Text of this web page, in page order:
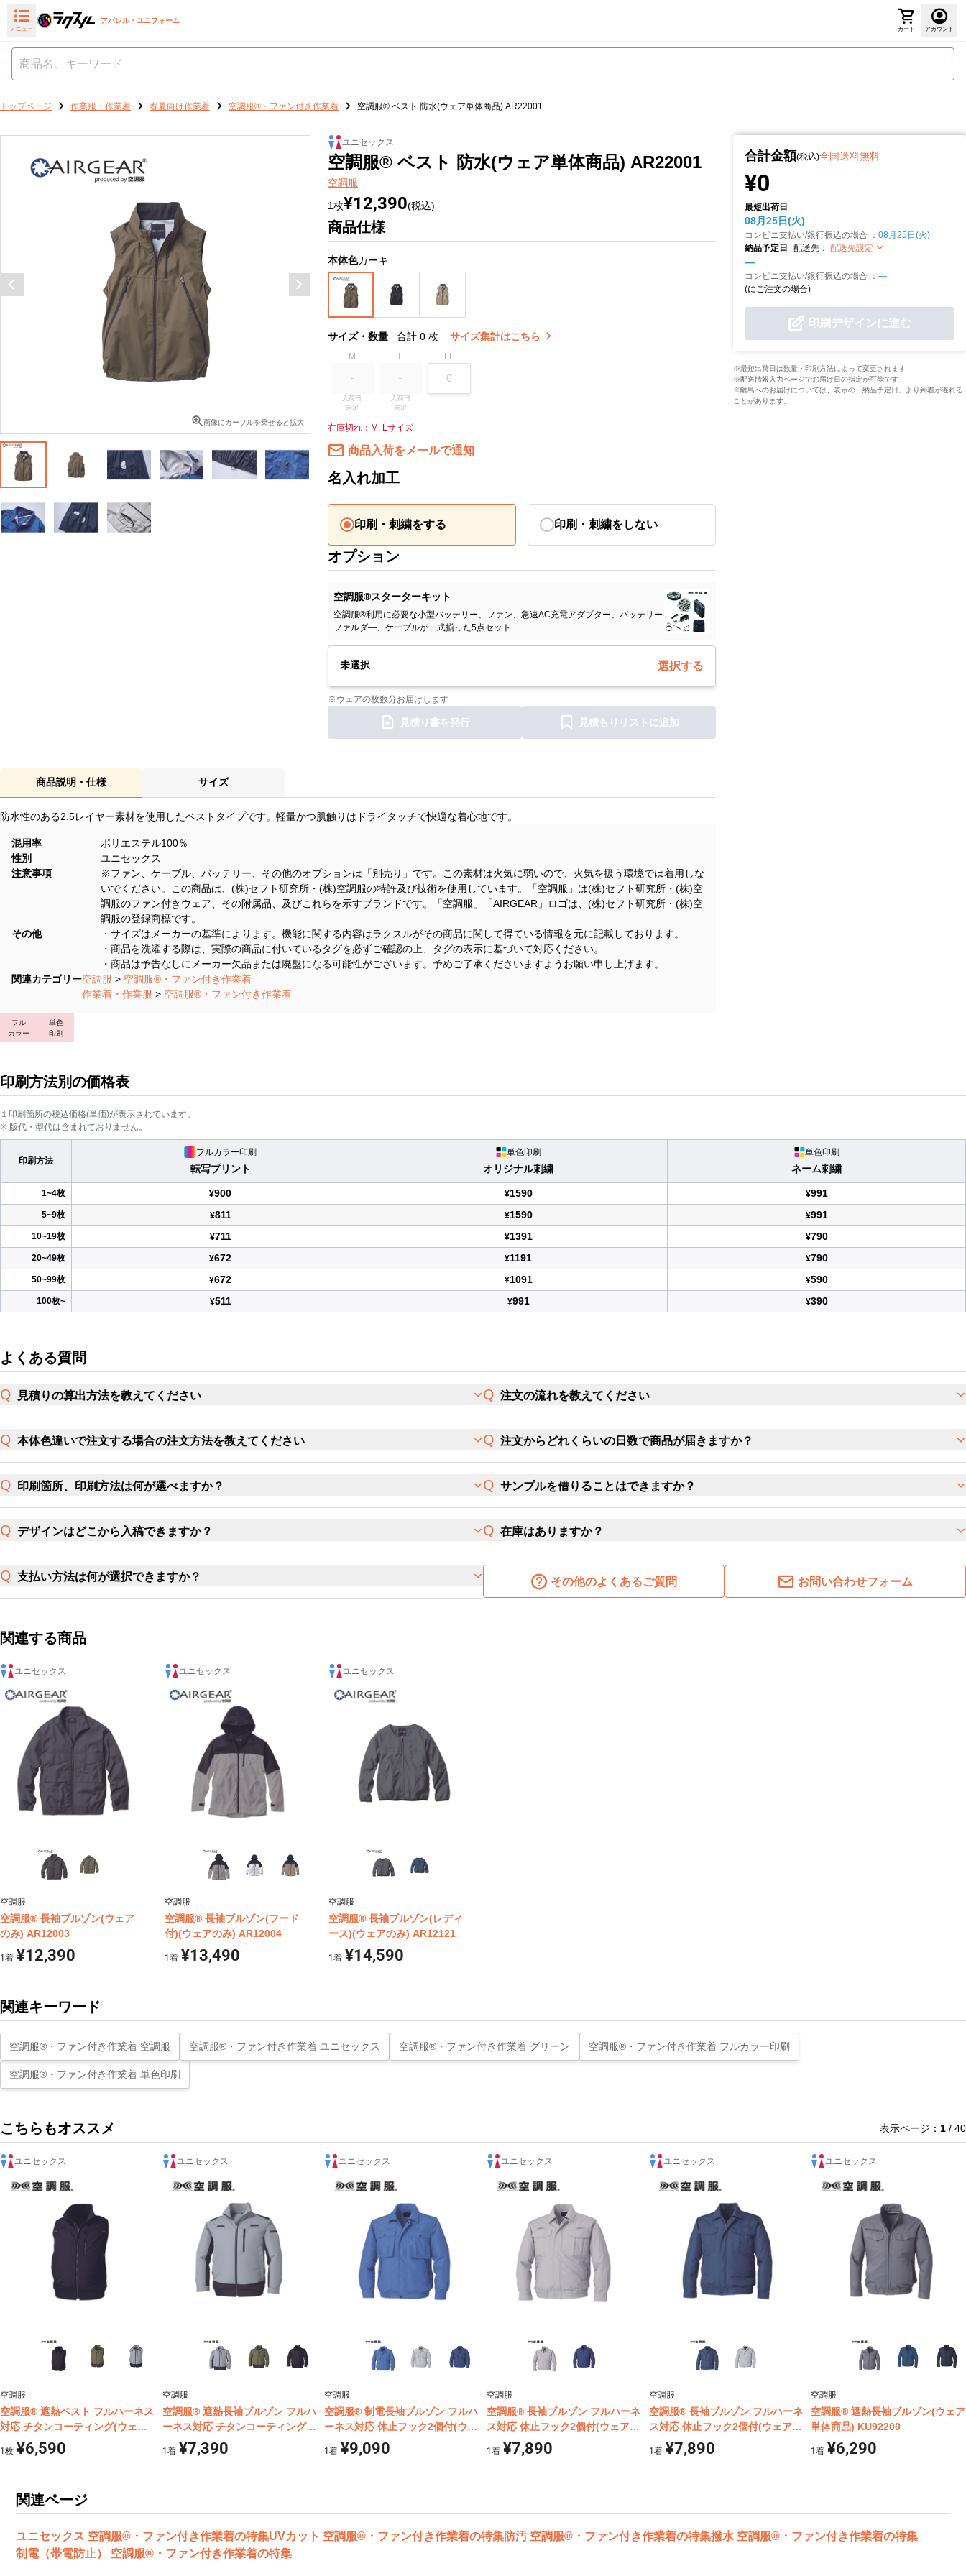
メニュー
アパレル・ユニフォーム
カート アカウント
トップページ 作業服・作業着 春夏向け作業着 空調服®・ファン付き作業着 空調服® ベスト 防水(ウェア単体商品) AR22001
画像にカーソルを乗せると拡大
ユニセックス
空調服® ベスト 防水(ウェア単体商品) AR22001
空調服
1枚¥12,390(税込)
商品仕様
本体色カーキ
サイズ・数量 合計 0 枚 サイズ集計はこちら
M
入荷日
未定
L
入荷日
未定
LL
在庫切れ：M, Lサイズ
商品入荷をメールで通知
名入れ加工
印刷・刺繍をする 印刷・刺繍をしない
オプション
空調服®スターターキット
空調服®利用に必要な小型バッテリー、ファン、急速AC充電アダプター、バッテリー
ファルダ―、ケーブルが一式揃った5点セット
未選択 選択する
※ウェアの枚数分お届けします
見積り書を発行 見積もりリストに追加
合計金額(税込)全国送料無料
¥0
最短出荷日
08月25日(火)
コンビニ支払い/銀行振込の場合 ： 08月25日(火)
納品予定日
配送先： 配送先設定
—
コンビニ支払い/銀行振込の場合 ： —
(にご注文の場合)
印刷デザインに進む
※最短出荷日は数量・印刷方法によって変更されます
※配送情報入力ページでお届け日の指定が可能です
※離島へのお届けについては、表示の「納品予定日」より到着が遅れる
ことがあります。
商品説明・仕様 サイズ
防水性のある2.5レイヤー素材を使用したベストタイプです。軽量かつ肌触りはドライタッチで快適な着心地です。
フル
カラー
単色
印刷
混用率
ポリエステル100％
性別
ユニセックス
注意事項
※ファン、ケーブル、バッテリー、その他のオプションは「別売り」です。この素材は火気に弱いので、火気を扱う環境では着用しな
いでください。この商品は、(株)セフト研究所・(株)空調服の特許及び技術を使用しています。「空調服」は(株)セフト研究所・(株)空
調服のファン付きウェア、その附属品、及びこれらを示すブランドです。「空調服」「AIRGEAR」ロゴは、(株)セフト研究所・(株)空
調服の登録商標です。
その他
・サイズはメーカーの基準によります。機能に関する内容はラクスルがその商品に関して得ている情報を元に記載しております。
・商品を洗濯する際は、実際の商品に付いているタグを必ずご確認の上、タグの表示に基づいて対応ください。
・商品は予告なしにメーカー欠品または廃盤になる可能性がございます。予めご了承くださいますようお願い申し上げます。
関連カテゴリー空調服 > 空調服®・ファン付き作業着
作業着・作業服 > 空調服®・ファン付き作業着
印刷方法別の価格表
１印刷箇所の税込価格(単価)が表示されています。
※ 版代・型代は含まれておりません。
印刷方法
フルカラー印刷
転写プリント
単色印刷
オリジナル刺繍
単色印刷
ネーム刺繍
1~4枚 ¥900 ¥1590 ¥991
5~9枚 ¥811 ¥1590 ¥991
10~19枚 ¥711 ¥1391 ¥790
20~49枚 ¥672 ¥1191 ¥790
50~99枚 ¥672 ¥1091 ¥590
100枚~ ¥511 ¥991 ¥390
よくある質問
見積りの算出方法を教えてください
本体色違いで注文する場合の注文方法を教えてください
印刷箇所、印刷方法は何が選べますか？
デザインはどこから入稿できますか？
支払い方法は何が選択できますか？
注文の流れを教えてください
注文からどれくらいの日数で商品が届きますか？
サンプルを借りることはできますか？
在庫はありますか？
その他のよくあるご質問 お問い合わせフォーム
関連する商品
ユニセックス
空調服
空調服® 長袖ブルゾン(ウェア
のみ) AR12003
1 着 ¥12,390
ユニセックス
空調服
空調服® 長袖ブルゾン(フード
付)(ウェアのみ) AR12004
1 着 ¥13,490
ユニセックス
空調服
空調服® 長袖ブルゾン(レディ
ース)(ウェアのみ) AR12121
1着 ¥14,590
関連キーワード
空調服®・ファン付き作業着 空調服 空調服®・ファン付き作業着 ユニセックス 空調服®・ファン付き作業着 グリーン 空調服®・ファン付き作業着 フルカラー印刷
空調服®・ファン付き作業着 単色印刷
こちらもオススメ 表示ページ： 1 / 40
ユニセックス
空調服
空調服® 遮熱ベスト フルハーネス
対応 チタンコーティング(ウェア
単体商品) KU92120
1 枚 ¥6,590
ユニセックス
空調服
空調服® 遮熱長袖ブルゾン フルハ
ーネス対応 チタンコーティング
(ウェア単体商品) KU92110
1 着 ¥7,390
ユニセックス
空調服
空調服® 制電長袖ブルゾン フルハ
ーネス対応 休止フック2個付(ウェ
ア単体商品) KU92100
1着 ¥9,090
ユニセックス
空調服
空調服® 長袖ブルゾン フルハーネ
ス対応 休止フック2個付(ウェア単
体商品) KU9055F
1 着 ¥7,890
ユニセックス
空調服
空調服® 長袖ブルゾン フルハーネ
ス対応 休止フック2個付(ウェア単
体商品) KU9054F
1 着 ¥7,890
ユニセックス
空調服
空調服® 遮熱長袖ブルゾン(ウェア
単体商品) KU92200
1着 ¥6,290
関連ページ
ユニセックス 空調服®・ファン付き作業着の特集UVカット 空調服®・ファン付き作業着の特集防汚 空調服®・ファン付き作業着の特集撥水 空調服®・ファン付き作業着の特集
制電（帯電防止） 空調服®・ファン付き作業着の特集